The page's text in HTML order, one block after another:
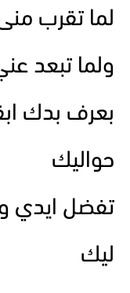
لما تقرب
ولما تبعد
بعرف بدك
حواليك
تفضل ايدي
ليك